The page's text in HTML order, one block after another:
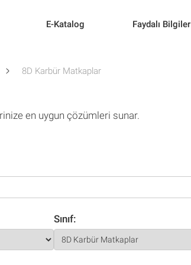
E-Katalog Faydalı Bilgiler
8D Karbür Matkaplar
en uygun çözümleri sunar.
Sınıf: